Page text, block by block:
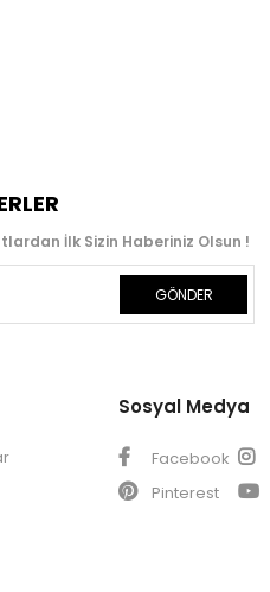
İlk Sizin Haberiniz Olsun !
GÖNDER
Sosyal Medya
Facebook
Pinterest